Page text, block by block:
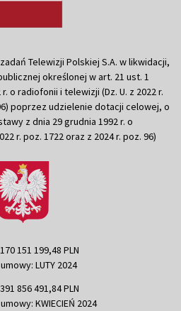
Telewizji Polskiej S.A. w likwidacji,
określonej w art. 21 ust. 1
o radiofonii i telewizji (Dz. U. z 2022 r.
poprzez udzielenie dotacji celowej, o
z dnia 29 grudnia 1992 r. o
r. poz. 1722 oraz z 2024 r. poz. 96)
151 199,48 PLN
LUTY 2024
856 491,84 PLN
KWIECIEŃ 2024